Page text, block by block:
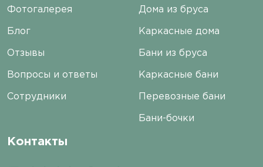
Фотогалерея
Блог
Отзывы
Вопросы и ответы
Сотрудники
Дома из бруса
Каркасные дома
Бани из бруса
Каркасные бани
Перевозные бани
Бани-бочки
Контакты